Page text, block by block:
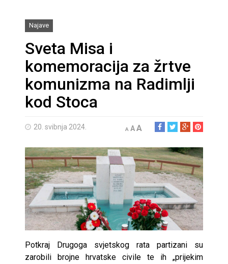
Najave
Sveta Misa i
komemoracija za žrtve
komunizma na Radimlji
kod Stoca
20. svibnja 2024. A AA
Potkraj Drugoga svjetskog rata partizani su
zarobili brojne hrvatske civile te ih „prijekim